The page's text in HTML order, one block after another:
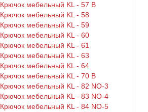
Крючок мебельный KL - 57 B
Крючок мебельный KL - 58
Крючок мебельный KL - 59
Крючок мебельный KL - 60
Крючок мебельный KL - 61
Крючок мебельный KL - 63
Крючок мебельный KL - 64
Крючок мебельный KL - 70 B
Крючок мебельный KL - 82 NO-3
Крючок мебельный KL - 83 NO-4
Крючок мебельный KL - 84 NO-5